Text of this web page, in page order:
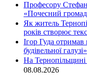
Професору
«Почесний
Як житель
років створює
Ігор Гуда отримав
будівельної галузі»
На Тернопільщині
08.08.2026